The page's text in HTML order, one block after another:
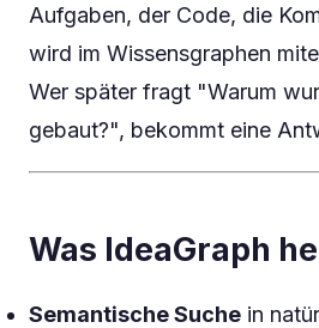
Aufgaben, der Code, die
wird im Wissensgraphen
Wer später fragt "Warum
gebaut?", bekommt eine
Was IdeaGraph
Semantische Suche in